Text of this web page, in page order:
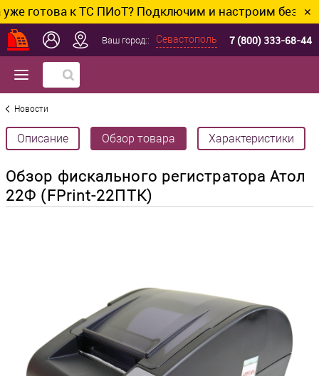
к ТС ПИоТ? Подключим и настроим без лишних ✕
Ваш город:: Севастополь 7 (800) 333-68-44
Новости
Описание Обзор товара Характеристики
Обзор фискального регистратора Атол
22Ф (FPrint-22ПТК)